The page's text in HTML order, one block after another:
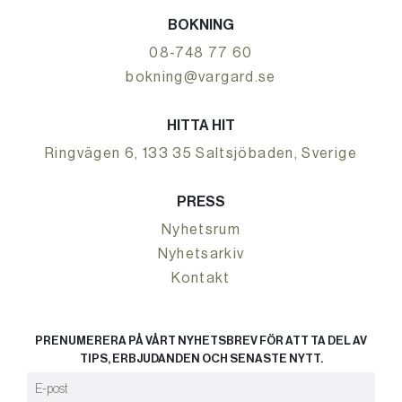
BOKNING
08-748 77 60
bokning@vargard.se
HITTA HIT
Ringvägen 6, 133 35 Saltsjöbaden, Sverige
PRESS
Nyhetsrum
Nyhetsarkiv
Kontakt
PRENUMERERA PÅ VÅRT NYHETSBREV FÖR ATT TA DEL AV
TIPS, ERBJUDANDEN OCH SENASTE NYTT.